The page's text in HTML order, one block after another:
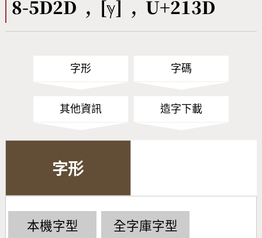
CNS查詢 Unicode查詢
8-5D2D , [ℽ] , U+213D
字形 字碼
其他資訊 造字下載
字形
本機字型 全字庫字型